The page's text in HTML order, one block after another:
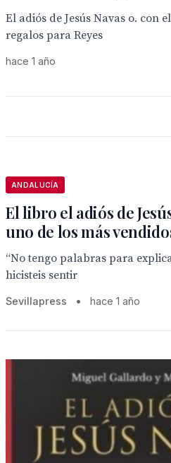
El adiós de Jesús Navas o. con
regalos para Reyes
hace 1 año
ANDALUCÍA
El libro el adiós de
uno de los más
“No tengo palabras para
hicisteis sentir
Sevillapress • hace 1 año